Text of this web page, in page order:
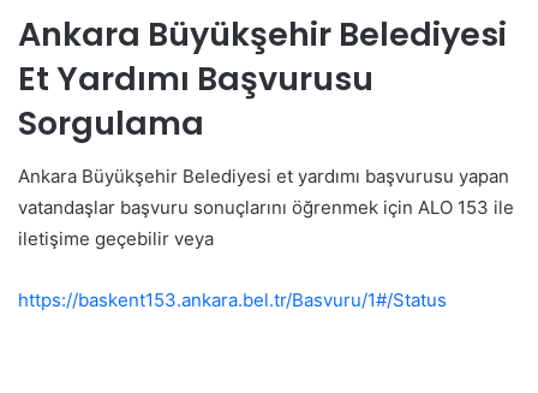
Ankara Büyükşehir Belediyesi
Et Yardımı Başvurusu
Sorgulama
Ankara Büyükşehir Belediyesi et yardımı başvurusu yapan
vatandaşlar başvuru sonuçlarını öğrenmek için ALO 153 ile
iletişime geçebilir veya
https://baskent153.ankara.bel.tr/Basvuru/1#/Status